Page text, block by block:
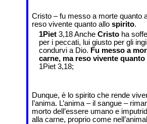
Cristo – fu messo a morte quanto
reso vivente quanto allo spirito.
1Piet3,18 Anche Cristoha
per i peccati, lui giusto per gli
condurvi a Dio. Fu messo a
carne, ma reso vivente
1Piet 3,18;
Dunque, è lo spirito che rende
l’anima. L’anima – il sangue –
morto dell’essere umano e
alla carne, proprio come